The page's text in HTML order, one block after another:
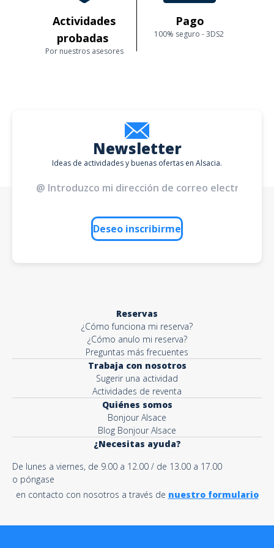
Actividades
probadas
Por nuestros asesores
Pago
100% seguro - 3DS2
Newsletter
Ideas de actividades y buenas ofertas en Alsacia.
Deseo inscribirme
Reservas
¿Cómo funciona mi reserva?
¿Cómo anulo mi reserva?
Preguntas más frecuentes
Trabaja con nosotros
Sugerir una actividad
Actividades de reventa
Quiénes somos
Bonjour Alsace
Blog Bonjour Alsace
¿Necesitas ayuda?
De lunes a viernes, de 9.00 a 12.00 / de 13.00 a 17.00
o póngase
en contacto con nosotros a través de nuestro formulario